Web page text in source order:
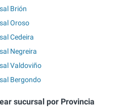
Brión
Oroso
Cedeira
Negreira
Valdoviño
Bergondo
sucursal por Provincia